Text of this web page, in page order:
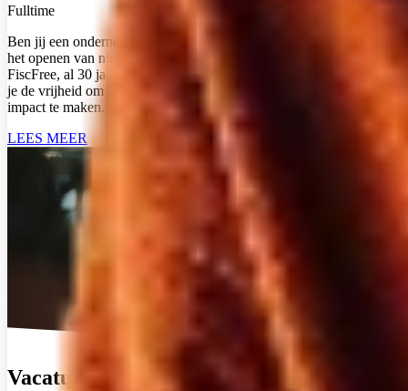
Fulltime
Ben jij een ondernemende salesprofessional die energie krijgt van
het openen van nieuwe deuren en het sluiten van deals? Bij
FiscFree, al 30 jaar een vertrouwde naam in employee benefits, krijg
je de vrijheid om je eigen regio te laten groeien en écht commerciële
impact te maken.
LEES MEER
Vacature: Client Succes Manager